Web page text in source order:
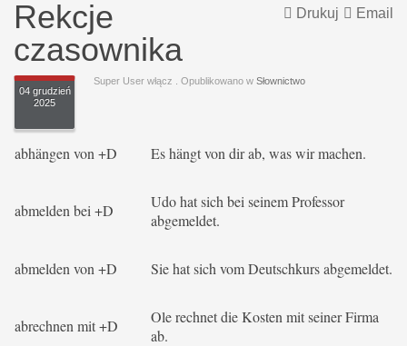
Email
Drukuj
Rekcje
czasownika
Super User włącz
04 grudzień
2025
. Opublikowano w Słownictwo
abhängen von +D Es hängt von dir ab, was wir machen.
abmelden bei +D
Udo hat sich bei seinem Professor
abgemeldet.
abmelden von +D Sie hat sich vom Deutschkurs abgemeldet.
abrechnen mit +D
Ole rechnet die Kosten mit seiner Firma
ab.